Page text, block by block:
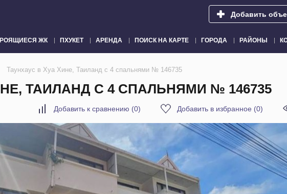
Добавить
ЖК ПХУКЕТ АРЕНДА ПОИСК НА КАРТЕ ГОРОДА РАЙОНЫ
Таунхаус в Хуа Хине, Таиланд с 4 спальнями № 146735
ТАИЛАНД С 4 СПАЛЬНЯМИ № 146735
Добавить к сравнению (0) Добавить в избранное (0)